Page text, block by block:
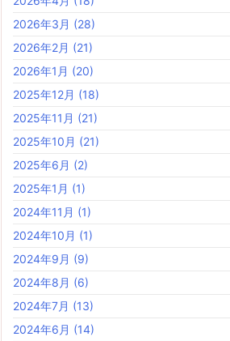
2026年3月 (28)
2026年2月 (21)
2026年1月 (20)
2025年12月 (18)
2025年11月 (21)
2025年10月 (21)
2025年6月 (2)
2025年1月 (1)
2024年11月 (1)
2024年10月 (1)
2024年9月 (9)
2024年8月 (6)
2024年7月 (13)
2024年6月 (14)